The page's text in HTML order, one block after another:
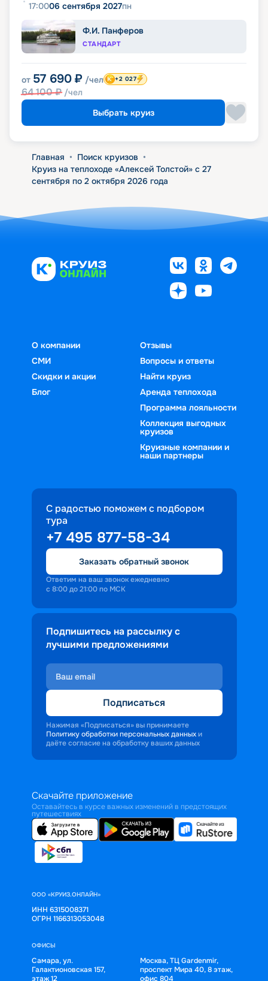
17:0006 сентября 2027пн
Ф.И. Панферов
СТАНДАРТ
от 57 690 ₽ /чел
64 100₽ /чел
+2 027
Выбрать круиз
Главная • Поиск круизов •
Круиз на теплоходе «Алексей Толстой» с 27
сентября по 2 октября 2026 года
О компании
СМИ
Скидки и акции
Блог
Отзывы
Вопросы и ответы
Найти круиз
Аренда теплохода
Программа лояльности
Коллекция выгодных
круизов
Круизные компании и
наши партнеры
С радостью поможем с подбором
тура
+7 495 877-58-34
Заказать обратный звонок
Ответим на ваш звонок ежедневно
с 8:00 до 21:00 по МСК
Подпишитесь на рассылку с
лучшими предложениями
Подписаться
Нажимая «Подписаться» вы принимаете
Политику обработки персональных данных и
даёте согласие на обработку ваших данных
Скачайте приложение
Оставайтесь в курсе важных изменений в предстоящих
путешествиях
ООО «КРУИЗ.ОНЛАЙН»
ИНН 6315008371
ОГРН 1166313053048
ОФИСЫ
Самара, ул.
Галактионовская 157,
этаж 12
Москва, ТЦ Gardenmir,
проспект Мира 40, 8 этаж,
офис 804